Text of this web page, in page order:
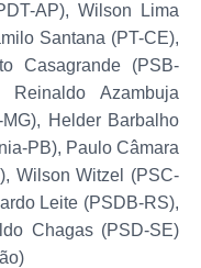
AP), Wilson Lima
Santana (PT-CE),
Casagrande (PSB-
Azambuja
Helder Barbalho
PB), Paulo Câmara
Wilson Witzel (PSC-
Leite (PSDB-RS),
Chagas (PSD-SE)